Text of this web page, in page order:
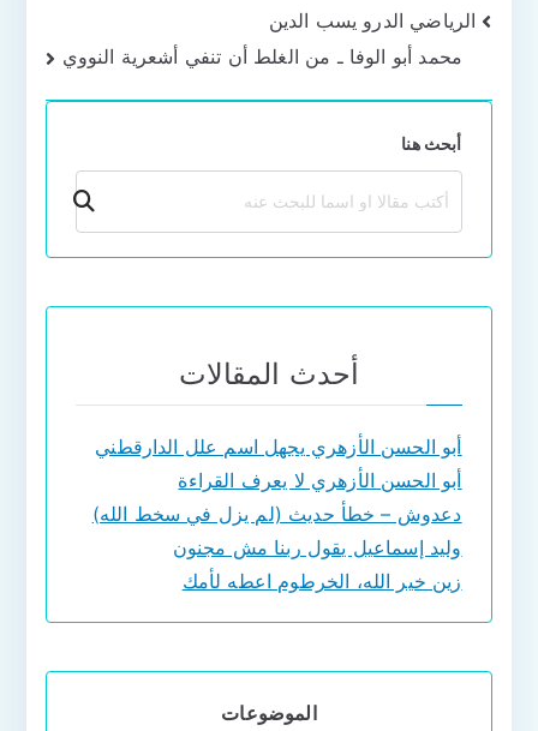
تصفّح
المقالات
الرياضي الدرو يسب الدين
محمد أبو الوفا ـ من الغلط أن تنفي أشعرية النووي
أبحث هنا
بحث
أحدث المقالات
أبو الحسن الأزهري يجهل اسم علل الدارقطني
أبو الحسن الأزهري لا يعرف القراءة
دعدوش – خطأ حديث (لم يزل في سخط الله)
وليد إسماعيل يقول ربنا مش مجنون
زين خير الله، الخرطوم اعطه لأمك
الموضوعات